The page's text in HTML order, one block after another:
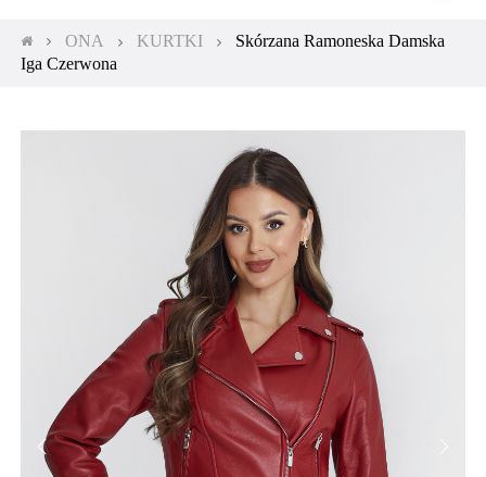
ONA KURTKI
Skórzana Ramoneska Damska
Iga Czerwona